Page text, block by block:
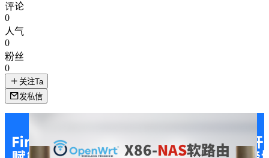
评论
0
人气
0
粉丝
0
关注Ta
发私信